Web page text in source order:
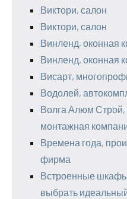
Виктори, салон
Виктори, салон
Винленд, оконная
Винленд, оконная
Висарт,
Водолей,
Волга Алюм Строй,
монтажная
Времена года,
фирма
Встроенные
выбрать